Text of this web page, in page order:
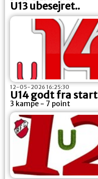
U13 ubesejret..
12-05-2026 16:25:30
U14 godt fra start
3 kampe - 7 point